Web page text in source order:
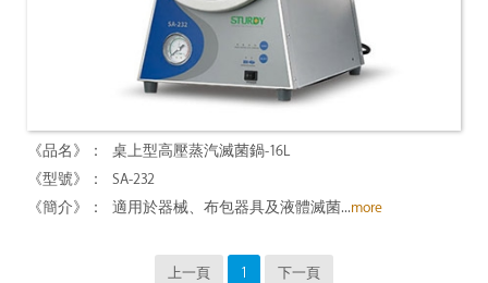
桌上型高壓蒸汽滅菌鍋-16L
SA-232
適用於器械、布包器具及液體滅菌...more
上一頁 1 下一頁